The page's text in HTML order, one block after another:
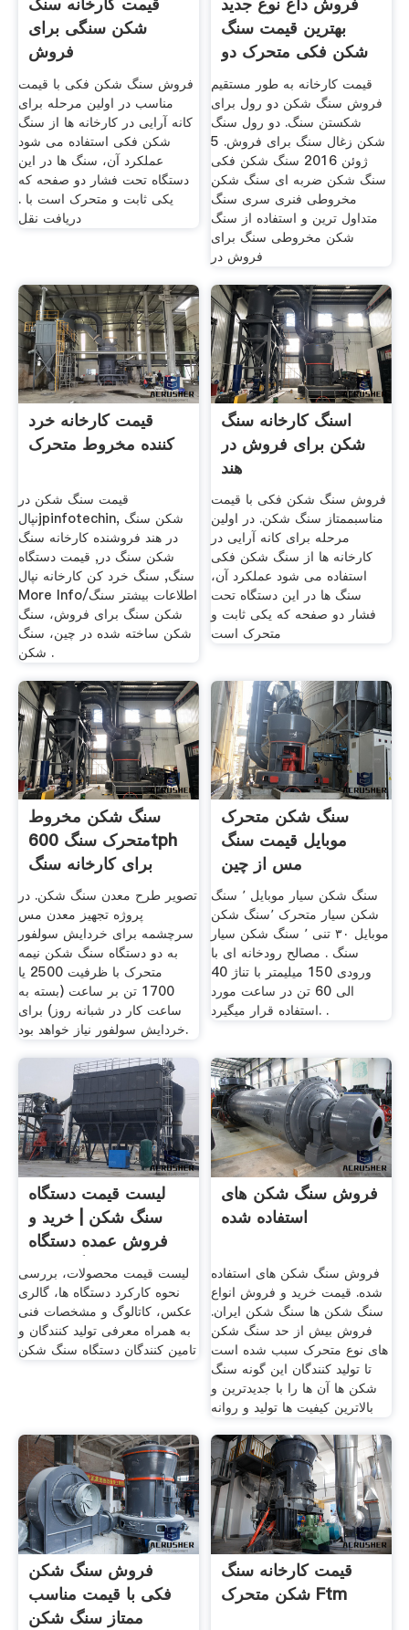
شکن سنگی برای
فروش
فروش سنگ شکن فکی با قیمت
مناسب در اولین مرحله برای
کانه آرایی در کارخانه ها از سنگ
شکن فکی استفاده می شود
عملکرد آن، سنگ ها در این
دستگاه تحت فشار دو صفحه که
یکی ثابت و متحرک است با .
دریافت نقل
بهترین قیمت سنگ
شکن فکی متحرک دو
برابر
قیمت کارخانه به طور مستقیم
فروش سنگ شکن دو رول برای
شکستن سنگ. دو رول سنگ
شکن زغال سنگ برای فروش. 5
ژوئن 2016 سنگ شکن فکی
سنگ شکن ضربه ای سنگ شکن
مخروطی فنری سری سنگ
متداول ترین و استفاده از سنگ
شکن مخروطی سنگ برای
فروش در
قیمت کارخانه خرد
کننده مخروط متحرک
قیمت سنگ شکن در
نپالjpinfotechin, شکن سنگ
در هند فروشنده کارخانه سنگ
شکن سنگ در, قیمت دستگاه
سنگ, سنگ خرد کن کارخانه نپال
More Info/اطلاعات بیشتر سنگ
شکن سنگ برای فروش، سنگ
شکن ساخته شده در چین، سنگ
شکن .
اسنگ کارخانه سنگ
شکن برای فروش در
هند
فروش سنگ شکن فکی با قیمت
مناسبممتاز سنگ شکن. در اولین
مرحله برای کانه آرایی در
کارخانه ها از سنگ شکن فکی
استفاده می شود عملکرد آن،
سنگ ها در این دستگاه تحت
فشار دو صفحه که یکی ثابت و
متحرک است
سنگ شکن مخروط
متحرک سنگ 600tph
برای کارخانه سنگ
معدن
تصویر طرح معدن سنگ شکن. در
پروژه تجهیز معدن مس
سرچشمه برای خردایش سولفور
به دو دستگاه سنگ شکن نیمه
متحرک با ظرفیت 2500 یا
1700 تن بر ساعت (بسته به
ساعت کار در شبانه روز) برای
خردایش سولفور نیاز خواهد بود.
سنگ شکن متحرک
موبایل قیمت سنگ
مس از چین
سنگ شکن سیار موبایل ٬ سنگ
شکن سیار متحرک ٬سنگ شکن
موبایل ۳۰ تنی ٬ سنگ شکن سیار
سنگ . مصالح رودخانه ای با
ورودی 150 میلیمتر با تناژ 40
الی 60 تن در ساعت مورد
استفاده قرار میگیرد. .
لیست قیمت دستگاه
سنگ شکن | خرید و
فروش عمده دستگاه
سنگ شکن
لیست قیمت محصولات، بررسی
نحوه کارکرد دستگاه ها، گالری
عکس، کاتالوگ و مشخصات فنی
به همراه معرفی تولید کنندگان و
تامین کنندگان دستگاه سنگ شکن
فروش سنگ شکن های
استفاده شده
فروش سنگ شکن های استفاده
شده. قیمت خرید و فروش انواع
سنگ شکن ها سنگ شکن ایران.
فروش بیش از حد سنگ شکن
های نوع متحرک سبب شده است
تا تولید کنندگان این گونه سنگ
شکن ها آن ها را با جدیدترین و
بالاترین کیفیت ها تولید و روانه
فروش سنگ شکن
فکی با قیمت مناسب
ممتاز سنگ شکن
قیمت کارخانه سنگ
شکن متحرک Ftm